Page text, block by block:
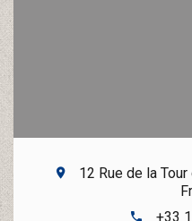
12 Rue de la
+33